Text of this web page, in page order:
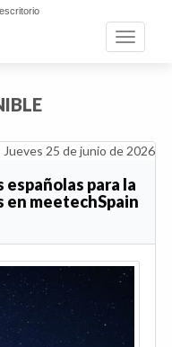
Toggle
Jueves 25 de junio de 2026
para la
meetechSpain